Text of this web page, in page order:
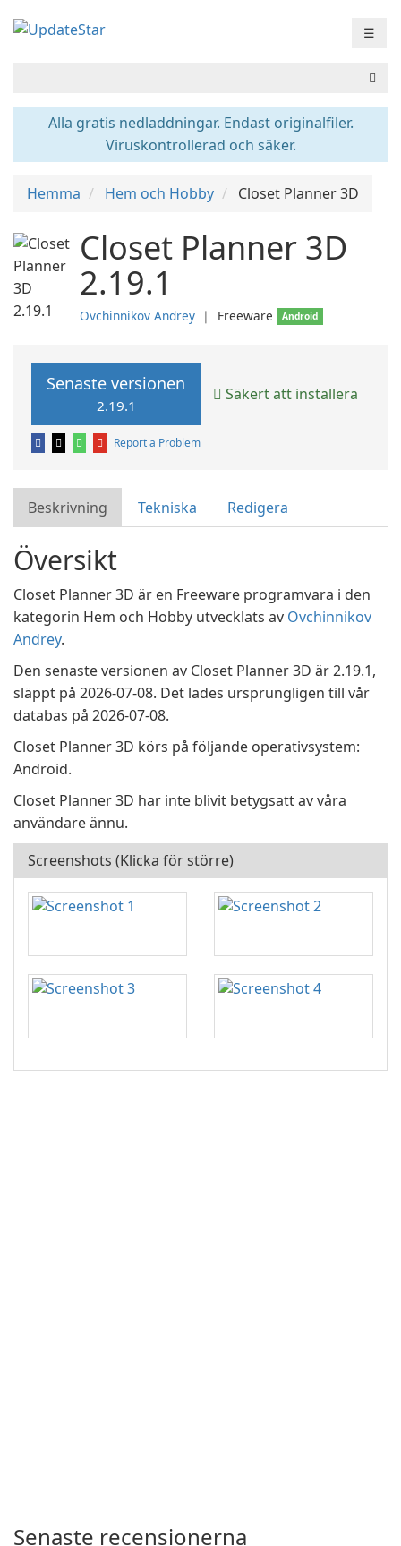
☰
Alla gratis nedladdningar. Endast originalfiler.
Viruskontrollerad och säker.
Hemma Hem och Hobby Closet Planner 3D
Closet Planner 3D
2.19.1
Ovchinnikov Andrey ❘ Freeware Android
Senaste versionen
2.19.1
Säkert att installera
Report a Problem
Beskrivning Tekniska Redigera
Översikt
Closet Planner 3D är en Freeware programvara i den
kategorin Hem och Hobby utvecklats av Ovchinnikov
Andrey.
Den senaste versionen av Closet Planner 3D är 2.19.1,
släppt på 2026-07-08. Det lades ursprungligen till vår
databas på 2026-07-08.
Closet Planner 3D körs på följande operativsystem:
Android.
Closet Planner 3D har inte blivit betygsatt av våra
användare ännu.
Screenshots (Klicka för större)
Senaste recensionerna